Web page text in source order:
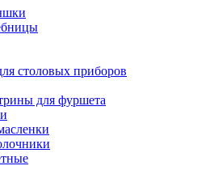
столовых приборов
для фуршета